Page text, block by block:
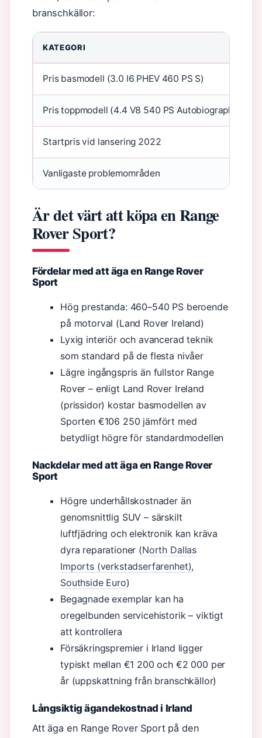
branschkällor:
KATEGORI
Pris basmodell (3.0 I6 PHEV 460 PS S)
Pris toppmodell (4.4 V8 540 PS Autobiography)
Startpris vid lansering 2022
Vanligaste problemområden
Är det värt att köpa en Range
Rover Sport?
Fördelar med att äga en Range Rover
Sport
Hög prestanda: 460–540 PS beroende
på motorval (Land Rover Ireland)
Lyxig interiör och avancerad teknik
som standard på de flesta nivåer
Lägre ingångspris än fullstor Range
Rover – enligt Land Rover Ireland
(prissidor) kostar basmodellen av
Sporten €106 250 jämfört med
betydligt högre för standardmodellen
Nackdelar med att äga en Range Rover
Sport
Högre underhållskostnader än
genomsnittlig SUV – särskilt
luftfjädring och elektronik kan kräva
dyra reparationer (North Dallas
Imports (verkstadserfarenhet),
Southside Euro)
Begagnade exemplar kan ha
oregelbunden servicehistorik – viktigt
att kontrollera
Försäkringspremier i Irland ligger
typiskt mellan €1 200 och €2 000 per
år (uppskattning från branschkällor)
Långsiktig ägandekostnad i Irland
Att äga en Range Rover Sport på den